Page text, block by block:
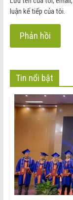
luận kế tiếp của tôi.
Tin nổi bật